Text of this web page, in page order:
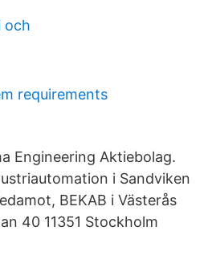
och
requirements
Engineering Aktiebolag.
i Sandviken
BEKAB i Västerås
40 11351 Stockholm